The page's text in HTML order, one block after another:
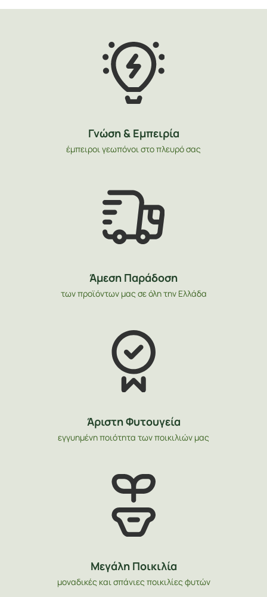
Γνώση & Εμπειρία
έμπειροι γεωπόνοι στο πλευρό σας
Άμεση Παράδοση
των προϊόντων μας σε όλη την Ελλάδα
Άριστη Φυτουγεία
εγγυημένη ποιότητα των ποικιλιών μας
Μεγάλη Ποικιλία
μοναδικές και σπάνιες ποικιλίες φυτών